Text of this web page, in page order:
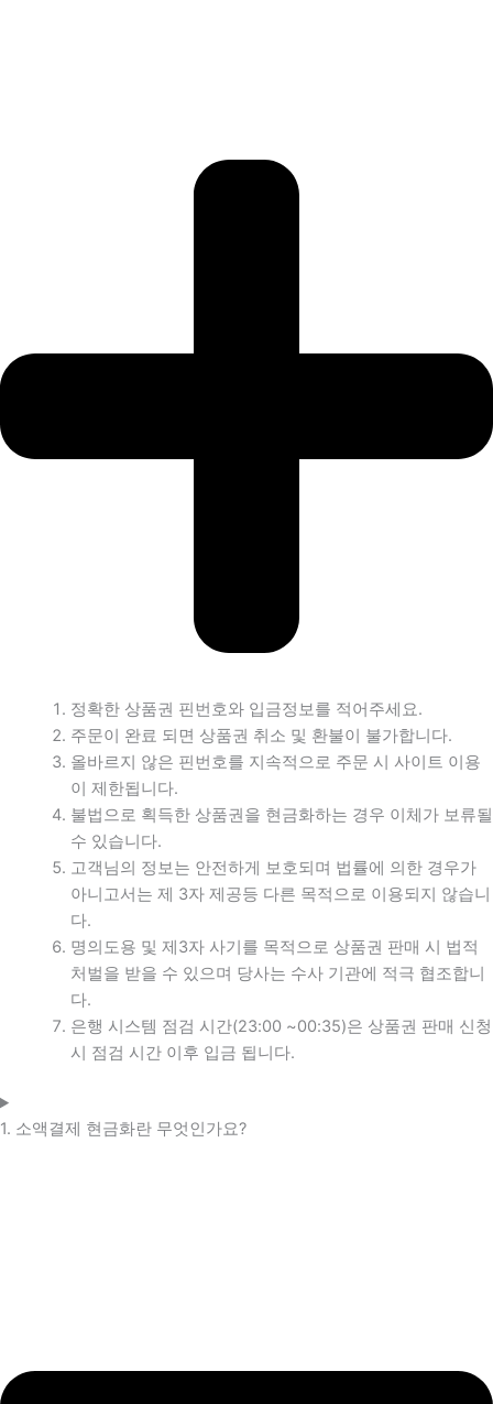
정확한 상품권 핀번호와 입금정보를 적어주세요.
주문이 완료 되면 상품권 취소 및 환불이 불가합니다.
올바르지 않은 핀번호를 지속적으로 주문 시 사이트 이용
이 제한됩니다.
불법으로 획득한 상품권을 현금화하는 경우 이체가 보류될
수 있습니다.
고객님의 정보는 안전하게 보호되며 법률에 의한 경우가
아니고서는 제 3자 제공등 다른 목적으로 이용되지 않습니
다.
명의도용 및 제3자 사기를 목적으로 상품권 판매 시 법적
처벌을 받을 수 있으며 당사는 수사 기관에 적극 협조합니
다.
은행 시스템 점검 시간(23:00 ~00:35)은 상품권 판매 신청
시 점검 시간 이후 입금 됩니다.
1. 소액결제 현금화란 무엇인가요?